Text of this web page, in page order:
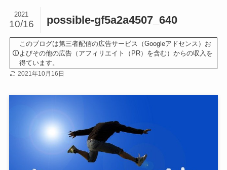
possible-gf5a2a4507_640
2021
10/16
このブログは第三者配信の広告サービス（Googleアドセンス）お
よびその他の広告（アフィリエイト（PR）を含む）からの収入を
得ています。
2021年10月16日